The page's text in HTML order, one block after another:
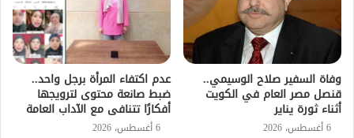
وفاة السفير صلاح الوسيمي..
قنصل مصر العام في الكويت
أثناء ثورة يناير
6 أغسطس، 2026
عدم اكتفاء المرأة برجل واحد..
ضبط صانعة محتوى لترويجها
أفكارًا تتنافى مع الآداب العامة
6 أغسطس، 2026